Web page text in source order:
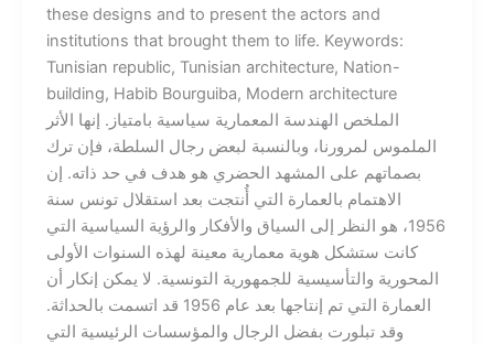
these designs and to present the actors and
institutions that brought them to life. Keywords:
Tunisian republic, Tunisian architecture, Nation-
building, Habib Bourguiba, Modern architecture
الملخص الهندسة المعمارية سياسية بامتياز. إنها الأثر
الملموس لمرورنا، وبالنسبة لبعض رجال السلطة، فإن ترك
بصماتهم على المشهد الحضري هو هدف في حد ذاته. إن
الاهتمام بالعمارة التي أُنتجت بعد استقلال تونس سنة
1956، هو النظر إلى السياق والأفكار والرؤية السياسية التي
كانت ستشكل هوية معمارية معينة لهذه السنوات الأولى
المحورية والتأسيسية للجمهورية التونسية. لا يمكن إنكار أن
العمارة التي تم إنتاجها بعد عام 1956 قد اتسمت بالحداثة.
وقد تبلورت بفضل الرجال والمؤسسات الرئيسية التي